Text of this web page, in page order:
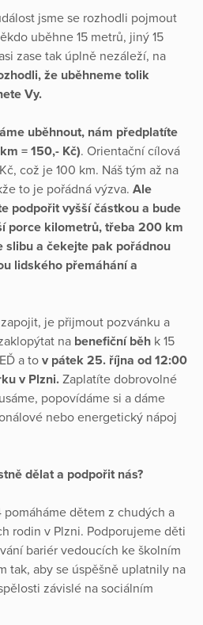
jsme se rozhodli pojmout
uběhne 15 metrů, jiný 15
zase tak úplně nezáleží, na
že uběhneme tolik
Vy.
uběhnout, nám předplatíte
= 150,- Kč). Orientační cílová
což je 100 km. Náš tým až na
to je pořádná výzva. Ale
podpořit vyšší částkou a bude
porce kilometrů, třeba 200 km
slibu a čekejte pak pořádnou
lidského přemáhání a
je přijmout pozvánku a
na benefiční běh k 15
a to v pátek 25. října od 12:00
v Plzni. Zaplatíte dobrovolné
popovídáme si a dáme
nebo energetický nápoj
dělat a podpořit nás?
dětem z chudých a
rodin v Plzni. Podporujeme děti
bariér vedoucích ke školním
tak, aby se úspěšně uplatnily na
závislé na sociálním